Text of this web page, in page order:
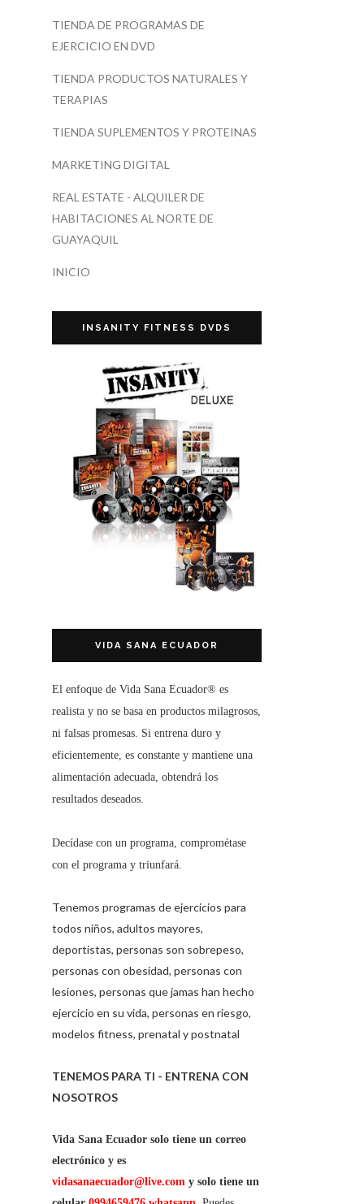
TIENDA DE PROGRAMAS DE
EJERCICIO EN DVD
TIENDA PRODUCTOS NATURALES Y
TERAPIAS
TIENDA SUPLEMENTOS Y PROTEINAS
MARKETING DIGITAL
REAL ESTATE - ALQUILER DE
HABITACIONES AL NORTE DE
GUAYAQUIL
INICIO
INSANITY FITNESS DVDS
VIDA SANA ECUADOR
El enfoque de Vida Sana Ecuador® es
realista y no se basa en productos milagrosos,
ni falsas promesas. Si entrena duro y
eficientemente, es constante y mantiene una
alimentación adecuada, obtendrá los
resultados deseados.
Decídase con un programa, comprométase
con el programa y triunfará.
Tenemos programas de ejercicios para
todos niños, adultos mayores,
deportistas, personas son sobrepeso,
personas con obesidad, personas con
lesiones, personas que jamas han hecho
ejercicio en su vida, personas en riesgo,
modelos fitness, prenatal y postnatal
TENEMOS PARA TI - ENTRENA CON
NOSOTROS
Vida Sana Ecuador solo tiene un correo
electrónico y es
vidasanaecuador@live.com y solo tiene un